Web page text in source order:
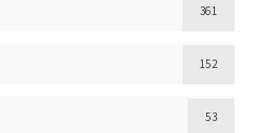
361
152
53